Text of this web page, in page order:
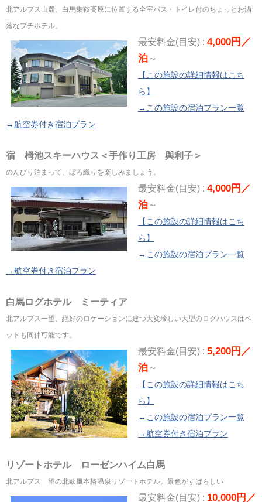
北アルプス山麓、白馬乗鞍高原に位置する全室バス・トイレ付のちょっとお洒
落なプチホテル。
最安料金(目安) : 4,000円／
泊～
【この施設の詳細情報はこち
ら】
→この施設の宿泊プラン一覧
→航空券付き宿泊プラン
宿 栂池スキーハウス＜手作り工房 與利子＞
のんびり泊まって、ぼろ織りを楽しみましょう。
最安料金(目安) : 4,000円／
泊～
【この施設の詳細情報はこち
ら】
→この施設の宿泊プラン一覧
→航空券付き宿泊プラン
白馬ログホテル ミーティア
北アルプス一望、絶好のロケーションに建つ大変珍しい大型のログハウスはペ
ットも同伴可能です。
最安料金(目安) : 5,200円／
泊～
【この施設の詳細情報はこち
ら】
→この施設の宿泊プラン一覧
→航空券付き宿泊プラン
リゾートホテル ローゼンハイム白馬
北アルプス一望の北欧風本格温泉リゾートホテル。景色がすばらしい
最安料金(目安) : 10,000円／